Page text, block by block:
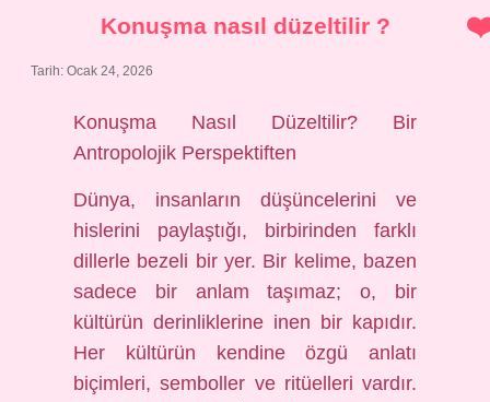
Konuşma nasıl düzeltilir ?
Tarih: Ocak 24, 2026
Konuşma Nasıl Düzeltilir? Bir
Antropolojik Perspektiften
Dünya, insanların düşüncelerini ve
hislerini paylaştığı, birbirinden farklı
dillerle bezeli bir yer. Bir kelime, bazen
sadece bir anlam taşımaz; o, bir
kültürün derinliklerine inen bir kapıdır.
Her kültürün kendine özgü anlatı
biçimleri, semboller ve ritüelleri vardır.